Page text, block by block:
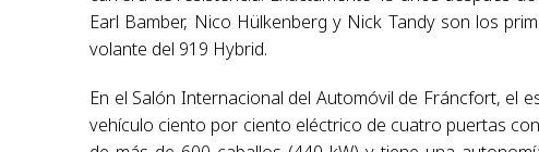
Earl Bamber, Nico Hülkenberg y Nick Tandy son los
volante del 919 Hybrid.
En el Salón Internacional del Automóvil de Fráncfort, el
vehículo ciento por ciento eléctrico de cuatro puertas